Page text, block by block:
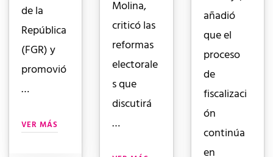
de la
República
(FGR) y
promovió
…
VER MÁS
Molina,
criticó las
reformas
electorale
s que
discutirá
…
añadió
que el
proceso
de
fiscalizaci
ón
continúa
en